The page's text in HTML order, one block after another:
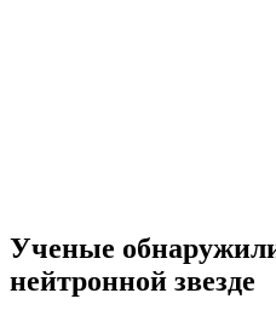
Ученые
нейтронной звезде